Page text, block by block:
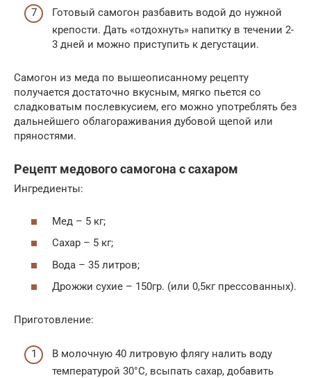
Готовый самогон разбавить водой до нужной
крепости. Дать «отдохнуть» напитку в течении 2-
3 дней и можно приступить к дегустации.
Самогон из меда по вышеописанному рецепту
получается достаточно вкусным, мягко пьется со
сладковатым послевкусием, его можно употреблять без
дальнейшего облагораживания дубовой щепой или
пряностями.
Рецепт медового самогона с сахаром
Ингредиенты:
Мед – 5 кг;
Сахар – 5 кг;
Вода – 35 литров;
Дрожжи сухие – 150гр. (или 0,5кг прессованных).
Приготовление:
В молочную 40 литровую флягу налить воду
температурой 30°С, всыпать сахар, добавить